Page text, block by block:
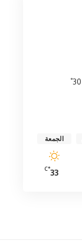
30
°
الجمعة
33
°C